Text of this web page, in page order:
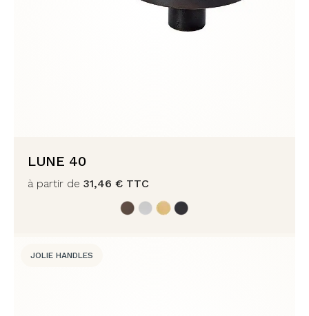
LUNE 40
à partir de 31,46 € TTC
JOLIE HANDLES